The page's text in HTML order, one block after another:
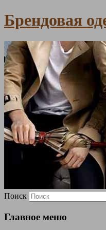
Брендовая
Поиск
Главное меню